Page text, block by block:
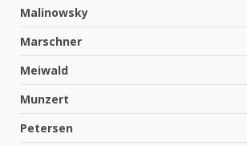
Malinowsky
Marschner
Meiwald
Munzert
Petersen